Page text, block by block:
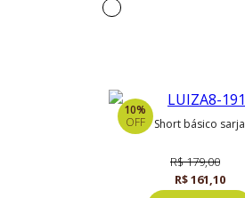
10%
OFF
short básico sarja
R$ 179,00
R$ 161,10